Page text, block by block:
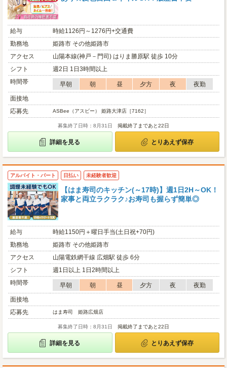
給与
時給1126円～1276円+交通費
勤務地
姫路市 その他姫路市
アクセス
山陽本線(神戸－門司) はりま勝原駅 徒歩 10分
シフト
週2日 1日3時間以上
時間帯
早朝 朝 昼 夕方 夜
夜勤
面接地
応募先
ASBee（アスビー） 姫路大津店［7162］
募集終了日時：8月31日 掲載終了まであと22日
詳細を見る とりあえず保存
アルバイト・パート 日払い 未経験者歓迎
【はま寿司のキッチン(～17時)】週1日2H～OK！
家事と両立ラクラク♪お寿司も握らず簡単◎
給与
時給1150円＋曜日手当(土日祝+70円)
勤務地
姫路市 その他姫路市
アクセス
山陽電鉄網干線 広畑駅 徒歩 6分
シフト
週1日以上 1日2時間以上
時間帯
早朝 朝 昼 夕方 夜
夜勤
面接地
応募先
はま寿司 姫路広畑店
募集終了日時：8月31日 掲載終了まであと22日
詳細を見る とりあえず保存